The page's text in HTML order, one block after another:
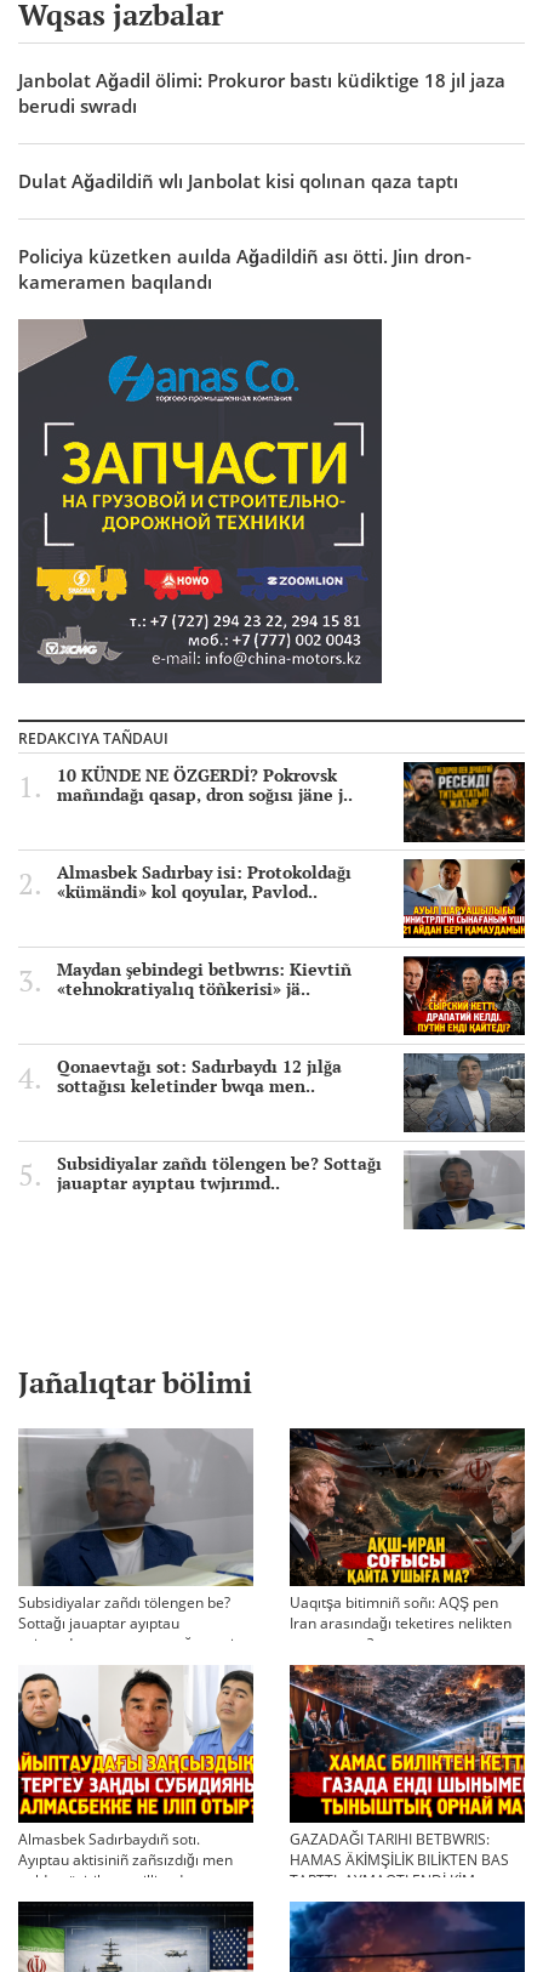
Wqsas jazbalar
Janbolat Ağadil ölimi: Prokuror bastı küdiktige 18 jıl jaza
berudi swradı
Dulat Ağadildiñ wlı Janbolat kisi qolınan qaza taptı
Policiya küzetken auılda Ağadildiñ ası ötti. Jiın dron-
kameramen baqılandı
REDAKCIYA TAÑDAUI
10 KÜNDE NE ÖZGERDİ? Pokrovsk
mañındağı qasap, dron soğısı jäne j..
Almasbek Sadırbay isi: Protokoldağı
«kümändi» kol qoyular, Pavlod..
Maydan şebindegi betbwrıs: Kievtiñ
«tehnokratiyalıq töñkerisi» jä..
Qonaevtağı sot: Sadırbaydı 12 jılğa
sottağısı keletinder bwqa men..
Subsidiyalar zañdı tölengen be? Sottağı
jauaptar ayıptau twjırımd..
Jañalıqtar bölimi
Subsidiyalar zañdı tölengen be?
Sottağı jauaptar ayıptau
twjırımdarın qayta qarauğa negiz
bola ala ma?
Uaqıtşa bitimniñ soñı: AQŞ pen
Iran arasındağı teketires nelikten
qayta uşıqtı?
Almasbek Sadırbaydıñ sotı.
Ayıptau aktisiniñ zañsızdığı men
qoldan ösirilgen milliondar
GAZADAĞI TARIHI BETBWRIS:
HAMAS ÄKİMŞİLİK BILİKTEN BAS
TARTTI. AYMAQTI ENDİ KİM
BASQARADI?